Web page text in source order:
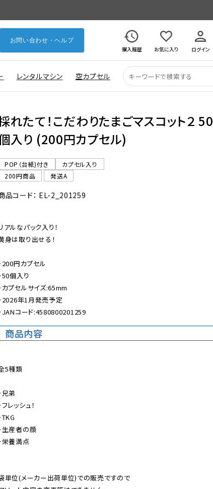
お問い合わせ・ヘルプ
購入履歴
お気に入り ログイン
レンタルマシン 空カプセル
れたて！こだわりたまごマスコット２ 50
入り (200円カプセル)
POP（台紙)付き
カプセル入り
200円商品
発送A
品コード： EL-2_201259
アルなパック入り！
身は取り出せる！
200円カプセル
50個入り
カプセルサイズ:65mm
2026年1月発売予定
JANコード:4580800201259
商品内容
5種類
兄弟
フレッシュ！
TKG
生産者の顔
栄養満点
単位(メーカー出荷単位)での販売ですので